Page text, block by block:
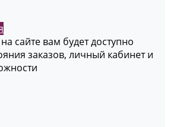
сайте вам будет доступно
заказов, личный кабинет и